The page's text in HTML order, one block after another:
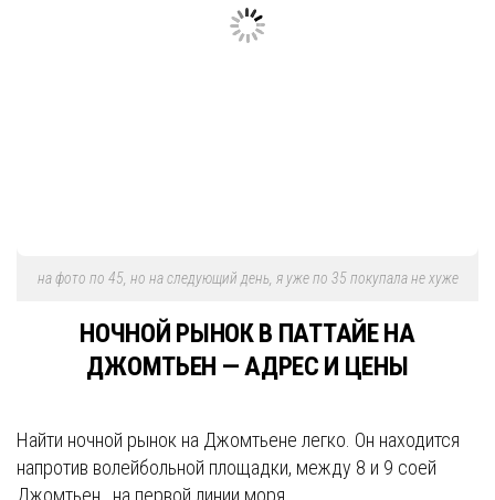
на фото по 45, но на следующий день, я уже по 35 покупала не хуже
НОЧНОЙ РЫНОК В ПАТТАЙЕ НА
ДЖОМТЬЕН — АДРЕС И ЦЕНЫ
Найти ночной рынок на Джомтьене легко. Он находится
напротив волейбольной площадки, между 8 и 9 соей
Джомтьен., на первой линии моря.